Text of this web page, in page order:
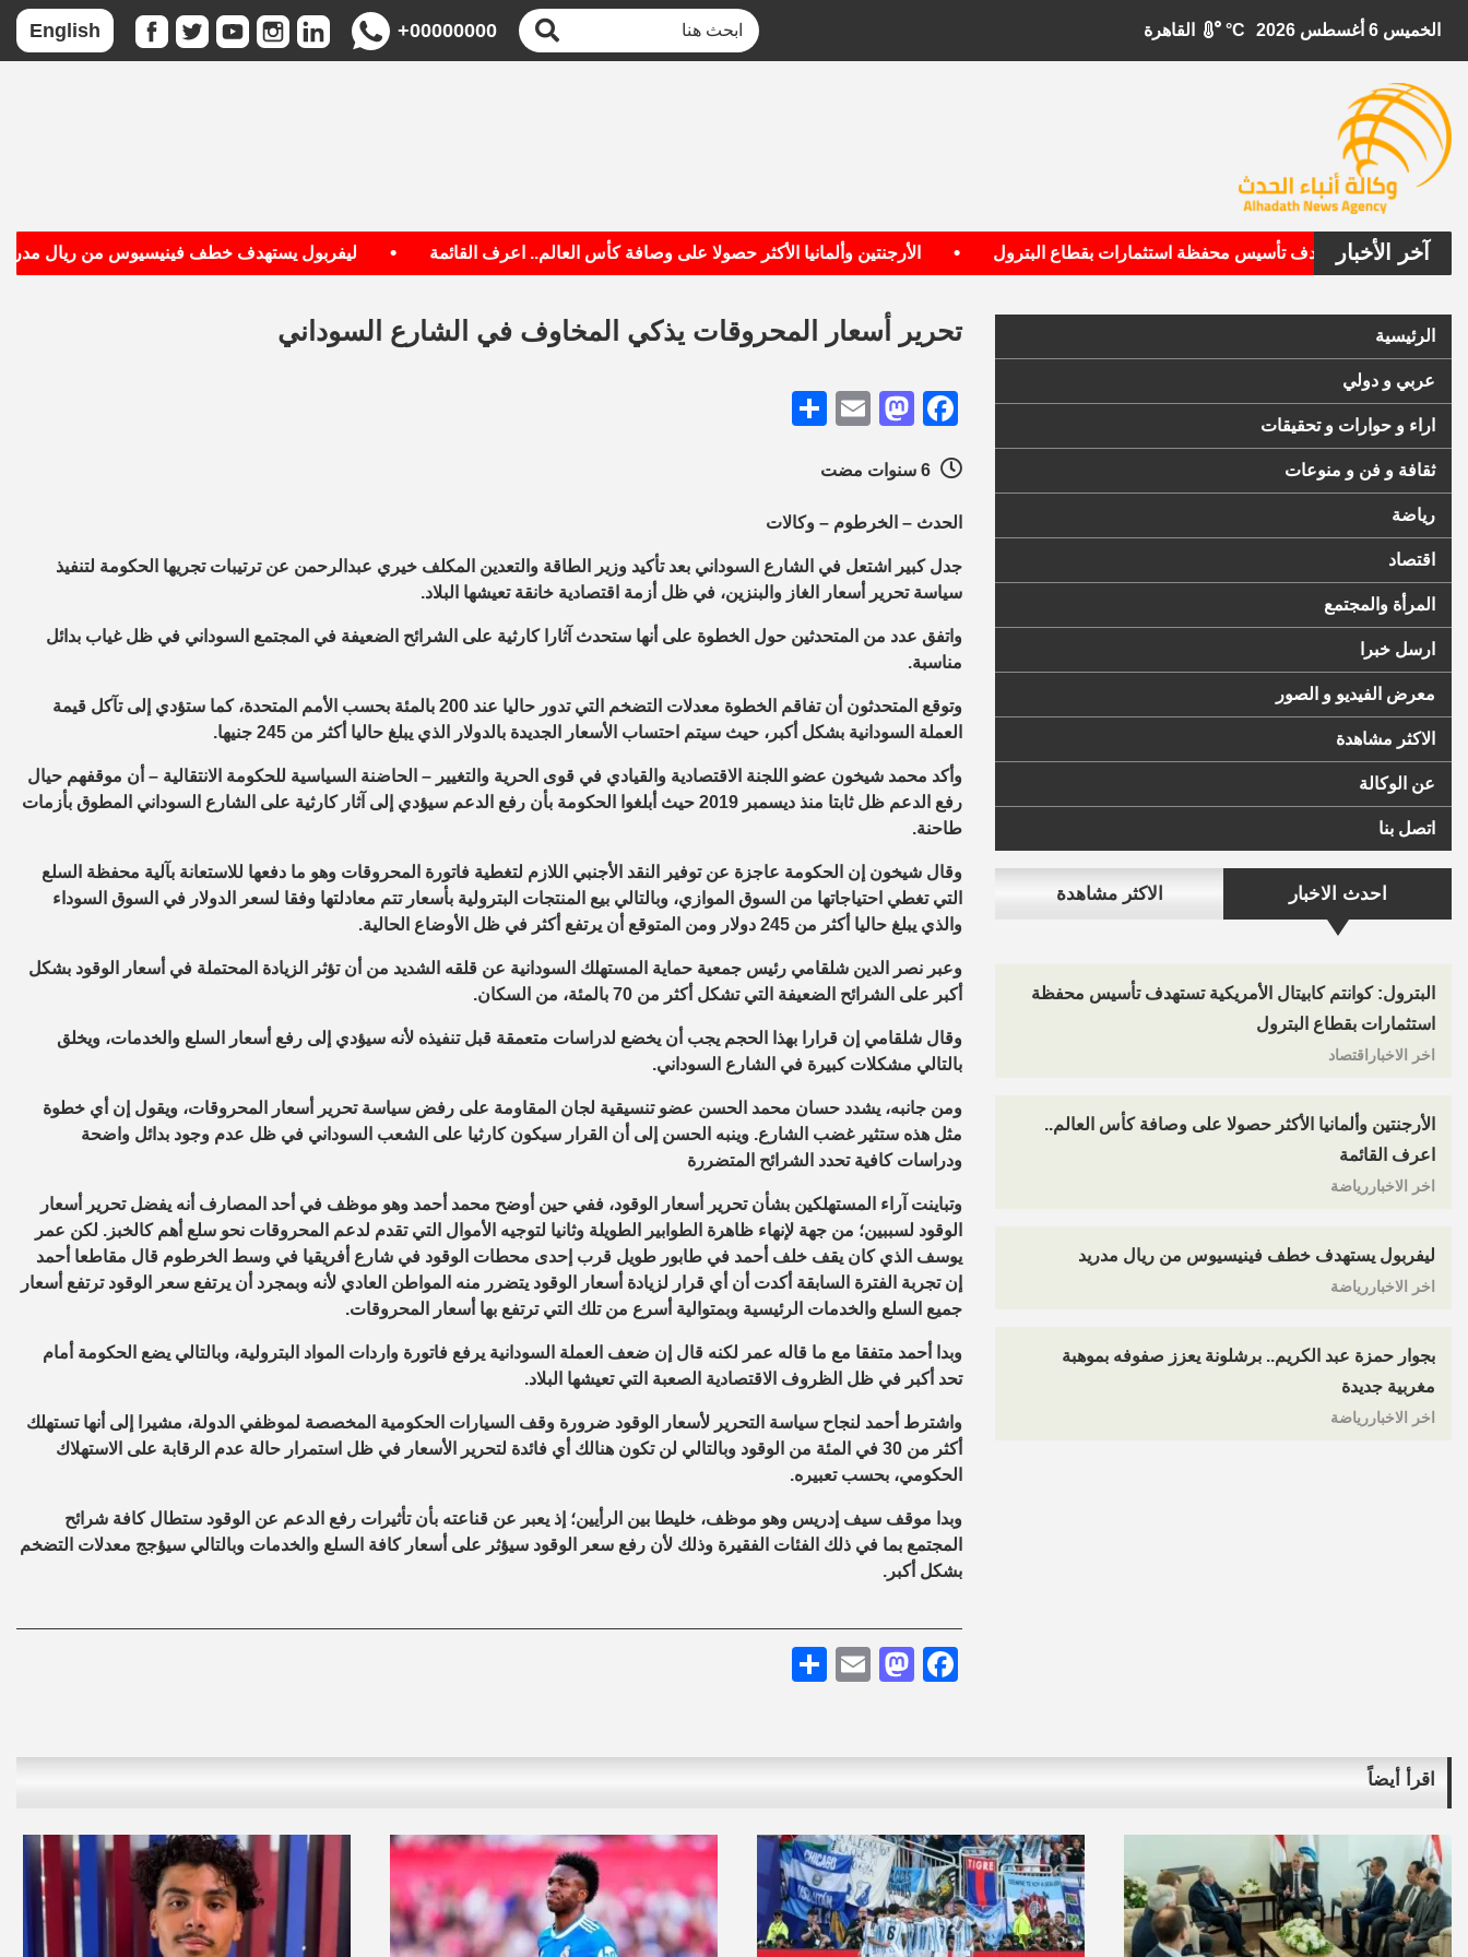
الخميس 6 أغسطس 2026 °C
+00000000
English
آخر الأخبار
الأمريكية تستهدف تأسيس محفظة استثمارات بقطاع البترول الأرجنتين وألمانيا الأكثر حصولا على وصافة كأس العالم.. اعرف القائمة ليفربول يستهدف خطف فينيسيوس من ريال مدريد
الرئيسية
عربي و دولي
اراء و حوارات و تحقيقات
ثقافة و فن و منوعات
رياضة
اقتصاد
المرأة والمجتمع
ارسل خبرا
معرض الفيديو و الصور
الاكثر مشاهدة
عن الوكالة
اتصل بنا
احدث الاخبار الاكثر مشاهدة
البترول: كوانتم كابيتال الأمريكية تستهدف تأسيس محفظة
استثمارات بقطاع البترول
اخر الاخباراقتصاد
الأرجنتين وألمانيا الأكثر حصولا على وصافة كأس العالم..
اعرف القائمة
اخر الاخباررياضة
ليفربول يستهدف خطف فينيسيوس من ريال مدريد
اخر الاخباررياضة
بجوار حمزة عبد الكريم.. برشلونة يعزز صفوفه بموهبة
مغربية جديدة
اخر الاخباررياضة
تحرير أسعار المحروقات يذكي المخاوف في الشارع السوداني
Facebook
Mastodon
Email
الحدث – الخرطوم – وكالات
جدل كبير اشتعل في الشارع السوداني بعد تأكيد وزير الطاقة والتعدين المكلف خيري عبدالرحمن عن ترتيبات تجريها الحكومة لتنفيذ
سياسة تحرير أسعار الغاز والبنزين، في ظل أزمة اقتصادية خانقة تعيشها البلاد.
واتفق عدد من المتحدثين حول الخطوة على أنها ستحدث آثارا كارثية على الشرائح الضعيفة في المجتمع السوداني في ظل غياب بدائل
مناسبة.
وتوقع المتحدثون أن تفاقم الخطوة معدلات التضخم التي تدور حاليا عند 200 بالمئة بحسب الأمم المتحدة، كما ستؤدي إلى تآكل قيمة
العملة السودانية بشكل أكبر، حيث سيتم احتساب الأسعار الجديدة بالدولار الذي يبلغ حاليا أكثر من 245 جنيها.
وأكد محمد شيخون عضو اللجنة الاقتصادية والقيادي في قوى الحرية والتغيير – الحاضنة السياسية للحكومة الانتقالية – أن موقفهم حيال
رفع الدعم ظل ثابتا منذ ديسمبر 2019 حيث أبلغوا الحكومة بأن رفع الدعم سيؤدي إلى آثار كارثية على الشارع السوداني المطوق بأزمات
طاحنة.
وقال شيخون إن الحكومة عاجزة عن توفير النقد الأجنبي اللازم لتغطية فاتورة المحروقات وهو ما دفعها للاستعانة بآلية محفظة السلع
التي تغطي احتياجاتها من السوق الموازي، وبالتالي بيع المنتجات البترولية بأسعار تتم معادلتها وفقا لسعر الدولار في السوق السوداء
والذي يبلغ حاليا أكثر من 245 دولار ومن المتوقع أن يرتفع أكثر في ظل الأوضاع الحالية.
وعبر نصر الدين شلقامي رئيس جمعية حماية المستهلك السودانية عن قلقه الشديد من أن تؤثر الزيادة المحتملة في أسعار الوقود بشكل
أكبر على الشرائح الضعيفة التي تشكل أكثر من 70 بالمئة، من السكان.
وقال شلقامي إن قرارا بهذا الحجم يجب أن يخضع لدراسات متعمقة قبل تنفيذه لأنه سيؤدي إلى رفع أسعار السلع والخدمات، ويخلق
بالتالي مشكلات كبيرة في الشارع السوداني.
ومن جانبه، يشدد حسان محمد الحسن عضو تنسيقية لجان المقاومة على رفض سياسة تحرير أسعار المحروقات، ويقول إن أي خطوة
مثل هذه ستثير غضب الشارع. وينبه الحسن إلى أن القرار سيكون كارثيا على الشعب السوداني في ظل عدم وجود بدائل واضحة
ودراسات كافية تحدد الشرائح المتضررة
وتباينت آراء المستهلكين بشأن تحرير أسعار الوقود، ففي حين أوضح محمد أحمد وهو موظف في أحد المصارف أنه يفضل تحرير أسعار
الوقود لسببين؛ من جهة لإنهاء ظاهرة الطوابير الطويلة وثانيا لتوجيه الأموال التي تقدم لدعم المحروقات نحو سلع أهم كالخبز. لكن عمر
يوسف الذي كان يقف خلف أحمد في طابور طويل قرب إحدى محطات الوقود في شارع أفريقيا في وسط الخرطوم قال مقاطعا أحمد
إن تجربة الفترة السابقة أكدت أن أي قرار لزيادة أسعار الوقود يتضرر منه المواطن العادي لأنه وبمجرد أن يرتفع سعر الوقود ترتفع أسعار
جميع السلع والخدمات الرئيسية وبمتوالية أسرع من تلك التي ترتفع بها أسعار المحروقات.
وبدا أحمد متفقا مع ما قاله عمر لكنه قال إن ضعف العملة السودانية يرفع فاتورة واردات المواد البترولية، وبالتالي يضع الحكومة أمام
تحد أكبر في ظل الظروف الاقتصادية الصعبة التي تعيشها البلاد.
واشترط أحمد لنجاح سياسة التحرير لأسعار الوقود ضرورة وقف السيارات الحكومية المخصصة لموظفي الدولة، مشيرا إلى أنها تستهلك
أكثر من 30 في المئة من الوقود وبالتالي لن تكون هنالك أي فائدة لتحرير الأسعار في ظل استمرار حالة عدم الرقابة على الاستهلاك
الحكومي، بحسب تعبيره.
وبدا موقف سيف إدريس وهو موظف، خليطا بين الرأيين؛ إذ يعبر عن قناعته بأن تأثيرات رفع الدعم عن الوقود ستطال كافة شرائح
المجتمع بما في ذلك الفئات الفقيرة وذلك لأن رفع سعر الوقود سيؤثر على أسعار كافة السلع والخدمات وبالتالي سيؤجج معدلات التضخم
بشكل أكبر.
Facebook
Mastodon
Email
اقرأ أيضاً